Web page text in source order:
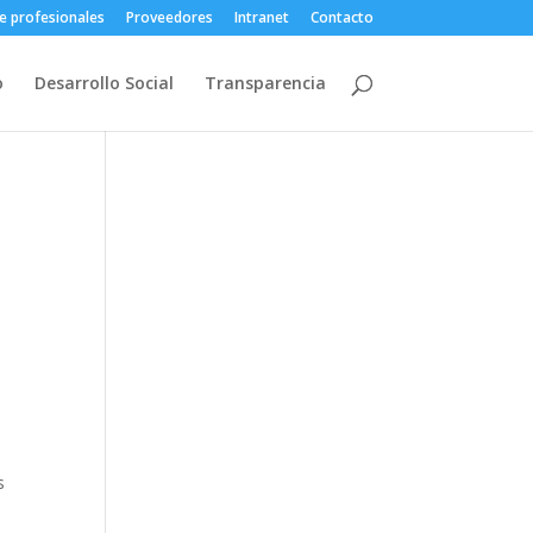
profesionales Proveedores Intranet Contacto
Desarrollo Social Transparencia